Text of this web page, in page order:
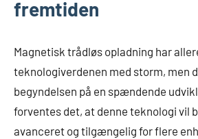
fremtiden
Magnetisk trådløs opladning har
teknologiverdenen med storm, men
begyndelsen på en spændende
forventes det, at denne teknologi vil
avanceret og tilgængelig for flere